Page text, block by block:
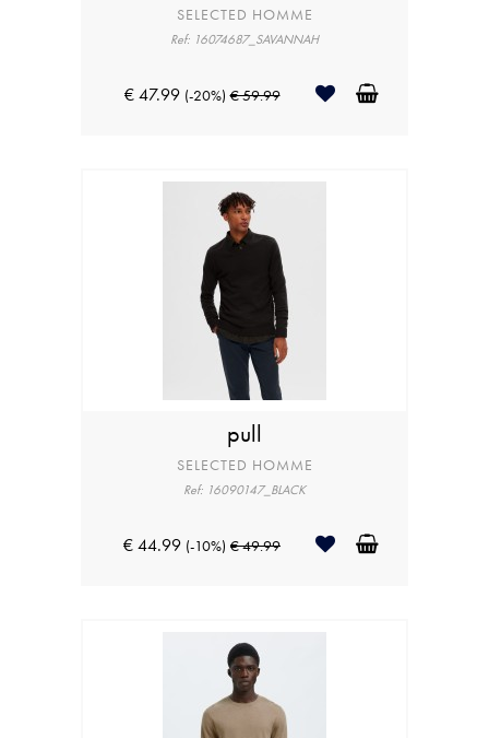
SELECTED HOMME
Ref: 16074687_SAVANNAH
€ 47.99 (-20%) € 59.99
pull
SELECTED HOMME
Ref: 16090147_BLACK
€ 44.99 (-10%) € 49.99